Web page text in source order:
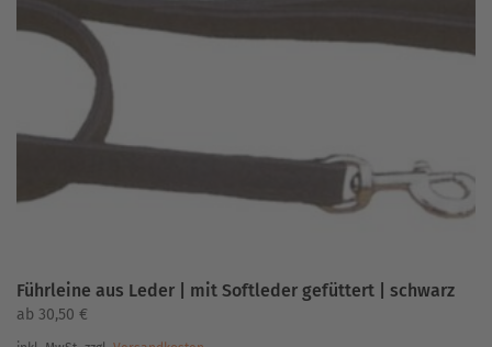
Führleine aus Leder | mit Softleder gefüttert | schwarz
ab 30,50 €